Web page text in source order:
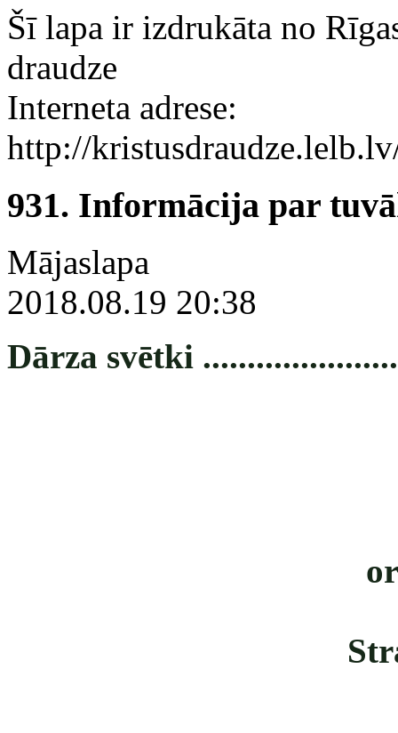
Šī lapa ir izdrukāta no
draudze
Interneta adrese:
http://
931. Informācija par
Mājaslapa
2018.08.19 20:38
Dārza svētki